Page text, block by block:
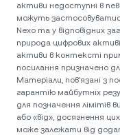
активи недоступні в
можуть
Nexo та у відповідних
природа цифрових
активи в контексті
посилання призначено
Матеріали, пов'язані з
гарантію майбутніх
для позначення лімітів
або «від», досягнення
може залежати від